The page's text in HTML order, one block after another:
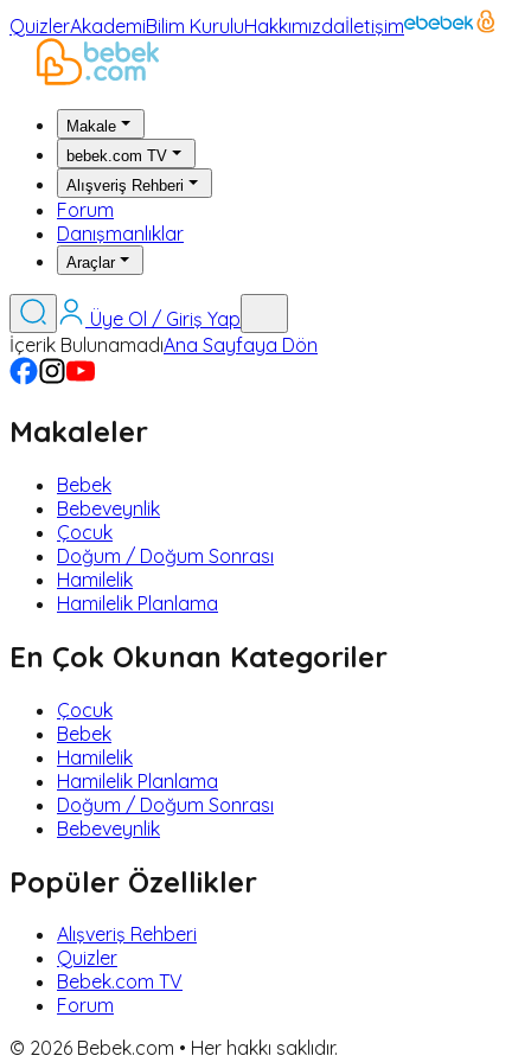
QuizlerAkademiBilim KuruluHakkımızdaİletişim
Makale
bebek.com TV
Alışveriş Rehberi
Forum
Danışmanlıklar
Araçlar
Üye Ol / Giriş Yap
İçerik BulunamadıAna Sayfaya Dön
Makaleler
Bebek
Bebeveynlik
Çocuk
Doğum / Doğum Sonrası
Hamilelik
Hamilelik Planlama
En Çok Okunan Kategoriler
Çocuk
Bebek
Hamilelik
Hamilelik Planlama
Doğum / Doğum Sonrası
Bebeveynlik
Popüler Özellikler
Alışveriş Rehberi
Quizler
Bebek.com TV
Forum
© 2026 Bebek.com • Her hakkı saklıdır.